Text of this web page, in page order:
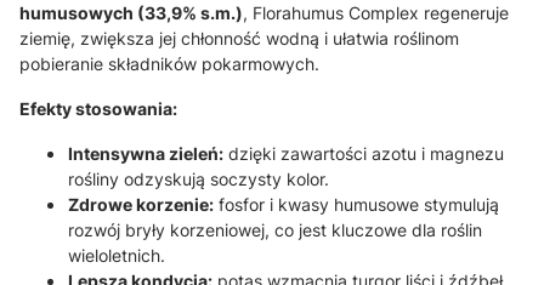
humusowych (33,9% s.m.), Florahumus Complex regeneruje
ziemię, zwiększa jej chłonność wodną i ułatwia roślinom
pobieranie składników pokarmowych.
Efekty stosowania:
Intensywna zieleń: dzięki zawartości azotu i magnezu
rośliny odzyskują soczysty kolor.
Zdrowe korzenie: fosfor i kwasy humusowe stymulują
rozwój bryły korzeniowej, co jest kluczowe dla roślin
wieloletnich.